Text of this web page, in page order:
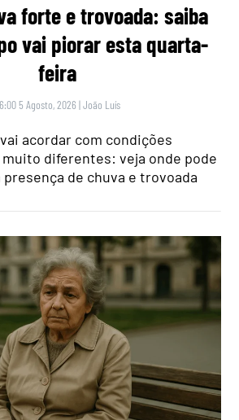
forte e trovoada: saiba
vai piorar esta quarta-
feira
5 Agosto, 2026 |João Luís
acordar com condições
diferentes: veja onde pode
de chuva e trovoada